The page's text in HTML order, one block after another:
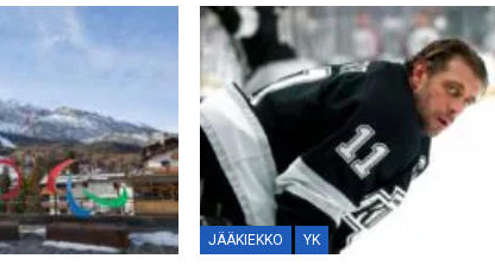
JÄÄKIEKKO YK